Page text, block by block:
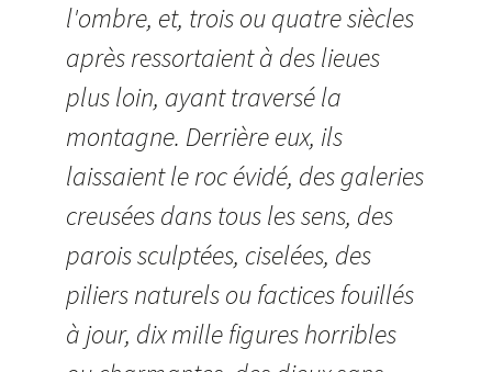
l'ombre, et, trois ou quatre siècles
après ressortaient à des lieues
plus loin, ayant traversé la
montagne. Derrière eux, ils
laissaient le roc évidé, des galeries
creusées dans tous les sens, des
parois sculptées, ciselées, des
piliers naturels ou factices fouillés
à jour, dix mille figures horribles